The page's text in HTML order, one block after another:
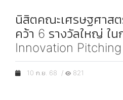
นิสิตคณะเศรษฐศาสต
คว้า 6 รางวัลใหญ่ ใน
Innovation
10 ก.ย. 68 / 821